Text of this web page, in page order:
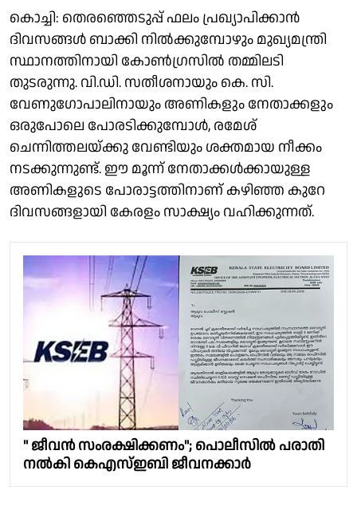
കൊച്ചി: തെരഞ്ഞെടുപ്പ് ഫലം പ്രഖ്യാപിക്കാൻ
ദിവസങ്ങൾ ബാക്കി നിൽക്കുമ്പോഴും മുഖ്യമന്ത്രി
സ്ഥാനത്തിനായി കോൺഗ്രസിൽ തമ്മിലടി
തുടരുന്നു. വി.ഡി. സതീശനായും കെ. സി.
വേണുഗോപാലിനായും അണികളും നേതാക്കളും
ഒരുപോലെ പോരടിക്കുമ്പോൾ, രമേശ്
ചെന്നിത്തലയ്ക്കു വേണ്ടിയും ശക്തമായ നീക്കം
നടക്കുന്നുണ്ട്. ഈ മൂന്ന് നേതാക്കൾക്കായുള്ള
അണികളുടെ പോരാട്ടത്തിനാണ് കഴിഞ്ഞ കുറേ
ദിവസങ്ങളായി കേരളം സാക്ഷ്യം വഹിക്കുന്നത്.
" ജീവൻ സംരക്ഷിക്കണം"; പൊലീസിൽ പരാതി
നൽകി കെഎസ്ഇബി ജീവനക്കാർ